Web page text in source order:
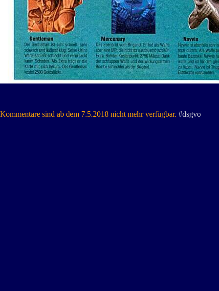
Kommentare sind ab dem 7.5.2018 nicht mehr verfügbar. #dsgvo